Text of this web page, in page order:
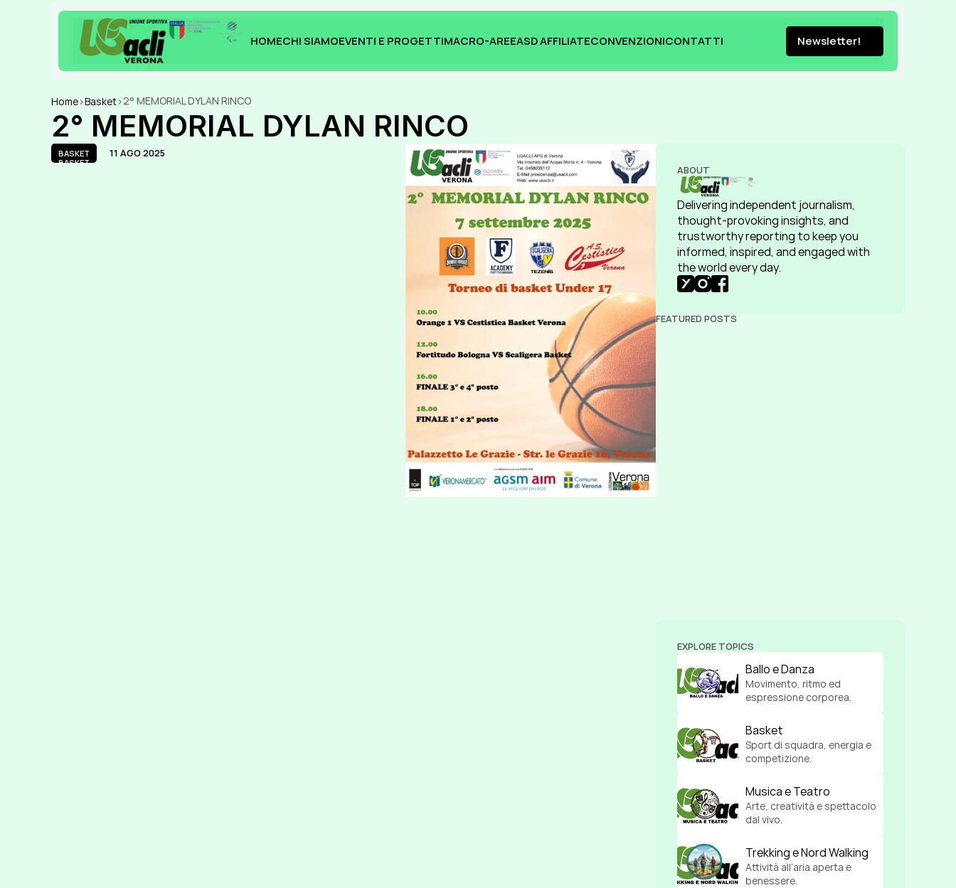
HOMECHI SIAMOEVENTI E PROGETTIMACRO-AREEASD AFFILIATECONVENZIONICONTATTI
Newsletter!
Newsletter!
Home>Basket>2° MEMORIAL DYLAN RINCO
2° MEMORIAL DYLAN RINCO
BASKET
BASKET
11 AGO 2025
ABOUT
Delivering independent journalism,
thought-provoking insights, and
trustworthy reporting to keep you
informed, inspired, and engaged with
the world every day.
FEATURED POSTS
EXPLORE TOPICS
Ballo e Danza
Movimento, ritmo ed
espressione corporea.
Basket
Sport di squadra, energia e
competizione.
Musica e Teatro
Arte, creatività e spettacolo
dal vivo.
Trekking e Nord Walking
Attività all’aria aperta e
benessere.